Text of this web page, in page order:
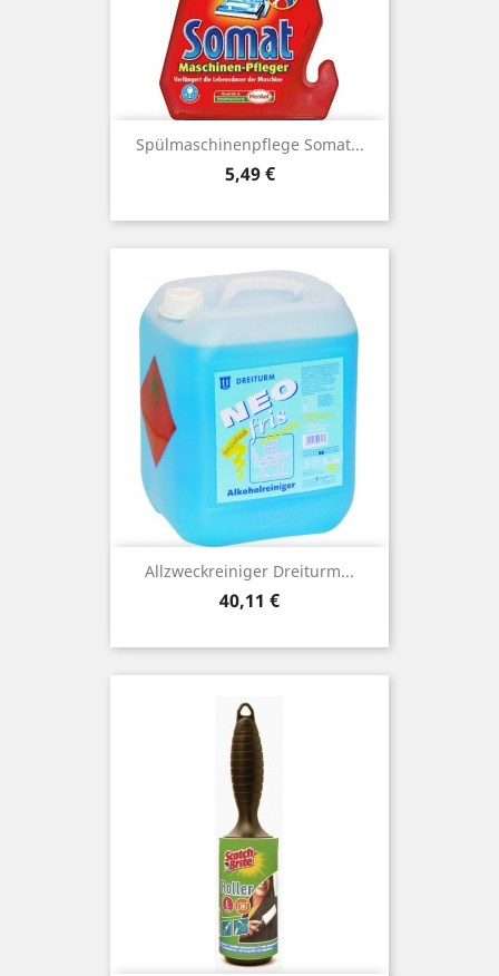
Spülmaschinenpflege Somat...
Preis
5,49 €
Allzweckreiniger Dreiturm...
Preis
40,11 €